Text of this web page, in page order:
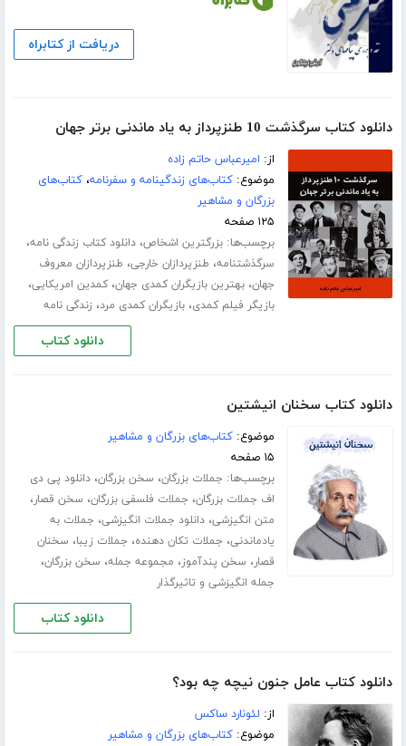
دریافت از کتابراه
دانلود کتاب سرگذشت 10 طنزپرداز به یاد ماندنی برتر جهان
از: امیرعباس حاتم زاده
موضوع:کتاب‌های زندگینامه و سفرنامه،کتاب‌های
بزرگان و مشاهیر
۱۲۵ صفحه
برچسب‌ها:بزرگترین اشخاص،دانلود کتاب زندگی نامه،
سرگذشتنامه، طنزپردازان خارجی، طنزپردازان معروف
جهان،بهترین بازیگران کمدی جهان،کمدین امریکایی،
بازیگر فیلم کمدی،بازیگران کمدی مرد، زندگی نامه
دانلود کتاب
دانلود کتاب سخنان انیشتین
موضوع:کتاب‌های بزرگان و مشاهیر
۱۵ صفحه
برچسب‌ها: جملات بزرگان، سخن بزرگان،دانلود پی دی
اف جملات بزرگان، جملات فلسفی بزرگان، سخن قصار،
متن انگیزشی،دانلود جملات انگیزشی، جملات به
یادماندنی، جملات تکان دهنده، جملات زیبا، سخنان
قصار، سخن پندآموز، مجموعه جمله، سخن بزرگان،
جمله انگیزشی و تاثیرگذار
دانلود کتاب
دانلود کتاب عامل جنون نیچه چه بود؟
از: لئونارد ساکس
موضوع:کتاب‌های بزرگان و مشاهیر